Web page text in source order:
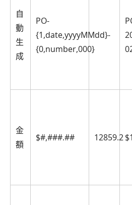
自
動
生
成
PO-
{1,date,yyyyMMdd}-
{0,number,000}
金
額
$#,###.## 12859.2